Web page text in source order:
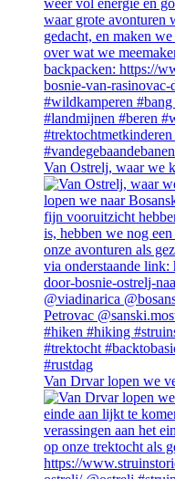
Van Ostrelj, waar we
Van Drvar lopen we